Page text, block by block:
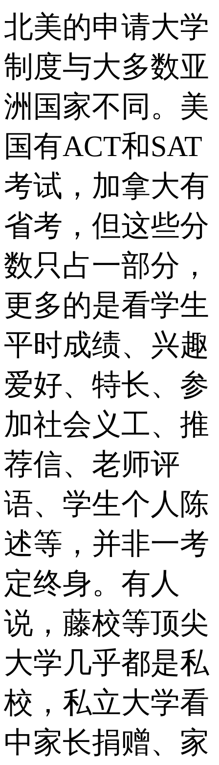
北美的申请大学
制度与大多数亚
洲国家不同。美
国有ACT和SAT
考试，加拿大有
省考，但这些分
数只占一部分，
更多的是看学生
平时成绩、兴趣
爱好、特长、参
加社会义工、推
荐信、老师评
语、学生个人陈
述等，并非一考
定终身。有人
说，藤校等顶尖
大学几乎都是私
校，私立大学看
中家长捐赠、家